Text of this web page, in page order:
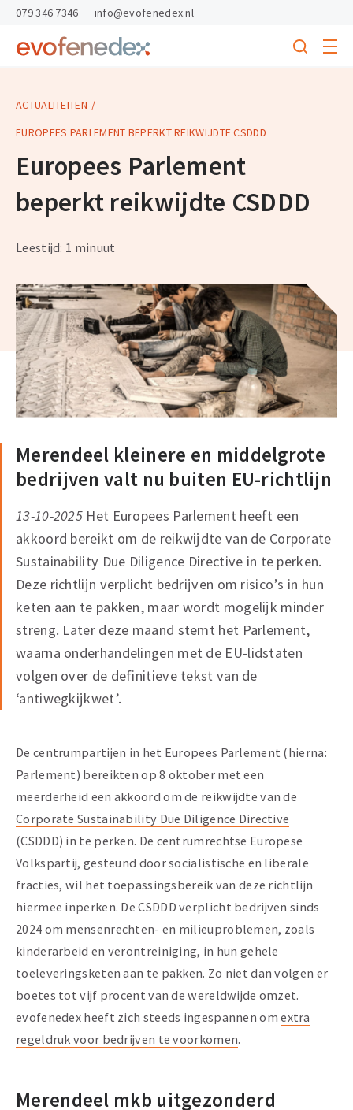
skipToContent
skipToFooter
Return
homepage
Search
menu
079 346 7346 info@evofenedex.nl
ACTUALITEITEN
EUROPEES PARLEMENT BEPERKT REIKWIJDTE CSDDD
Europees Parlement
beperkt reikwijdte CSDDD
Leestijd: 1 minuut
Merendeel kleinere en middelgrote
bedrijven valt nu buiten EU-richtlijn
13-10-2025 Het Europees Parlement heeft een
akkoord bereikt om de reikwijdte van de Corporate
Sustainability Due Diligence Directive in te perken.
Deze richtlijn verplicht bedrijven om risico’s in hun
keten aan te pakken, maar wordt mogelijk minder
streng. Later deze maand stemt het Parlement,
waarna onderhandelingen met de EU-lidstaten
volgen over de definitieve tekst van de
‘antiwegkijkwet’.
De centrumpartijen in het Europees Parlement (hierna:
Parlement) bereikten op 8 oktober met een
meerderheid een akkoord om de reikwijdte van de
Corporate Sustainability Due Diligence Directive
(CSDDD) in te perken. De centrumrechtse Europese
Volkspartij, gesteund door socialistische en liberale
fracties, wil het toepassingsbereik van deze richtlijn
hiermee inperken. De CSDDD verplicht bedrijven sinds
2024 om mensenrechten- en milieuproblemen, zoals
kinderarbeid en verontreiniging, in hun gehele
toeleveringsketen aan te pakken. Zo niet dan volgen er
boetes tot vijf procent van de wereldwijde omzet.
evofenedex heeft zich steeds ingespannen omextra
regeldruk voor bedrijven te voorkomen.
Merendeel mkb uitgezonderd